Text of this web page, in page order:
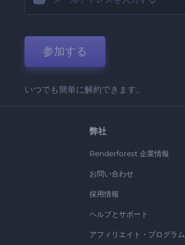
参加する
いつでも簡単に解約できます。
弊社
Renderforest 企業情報
お問い合わせ
採用情報
ヘルプとサポート
アフィリエイト・プログラム